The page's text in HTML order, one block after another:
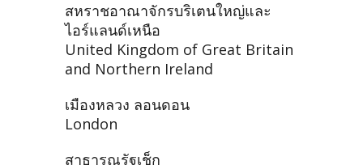
สหราชอาณาจักรบริเตนใหญ่และ
ไอร์แลนด์เหนือ
United Kingdom of Great Britain
and Northern Ireland
เมืองหลวง ลอนดอน
London
สาธารณรัฐเช็ก